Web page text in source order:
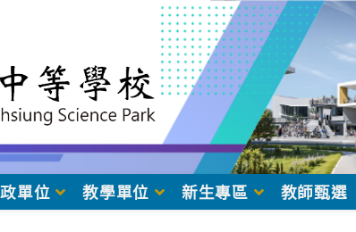
單位 教學單位 新生專區 教師甄選